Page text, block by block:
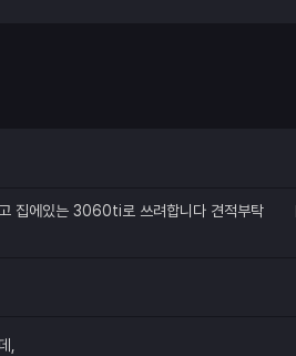
집에있는 3060ti로 쓰려합니다 견적부탁
,